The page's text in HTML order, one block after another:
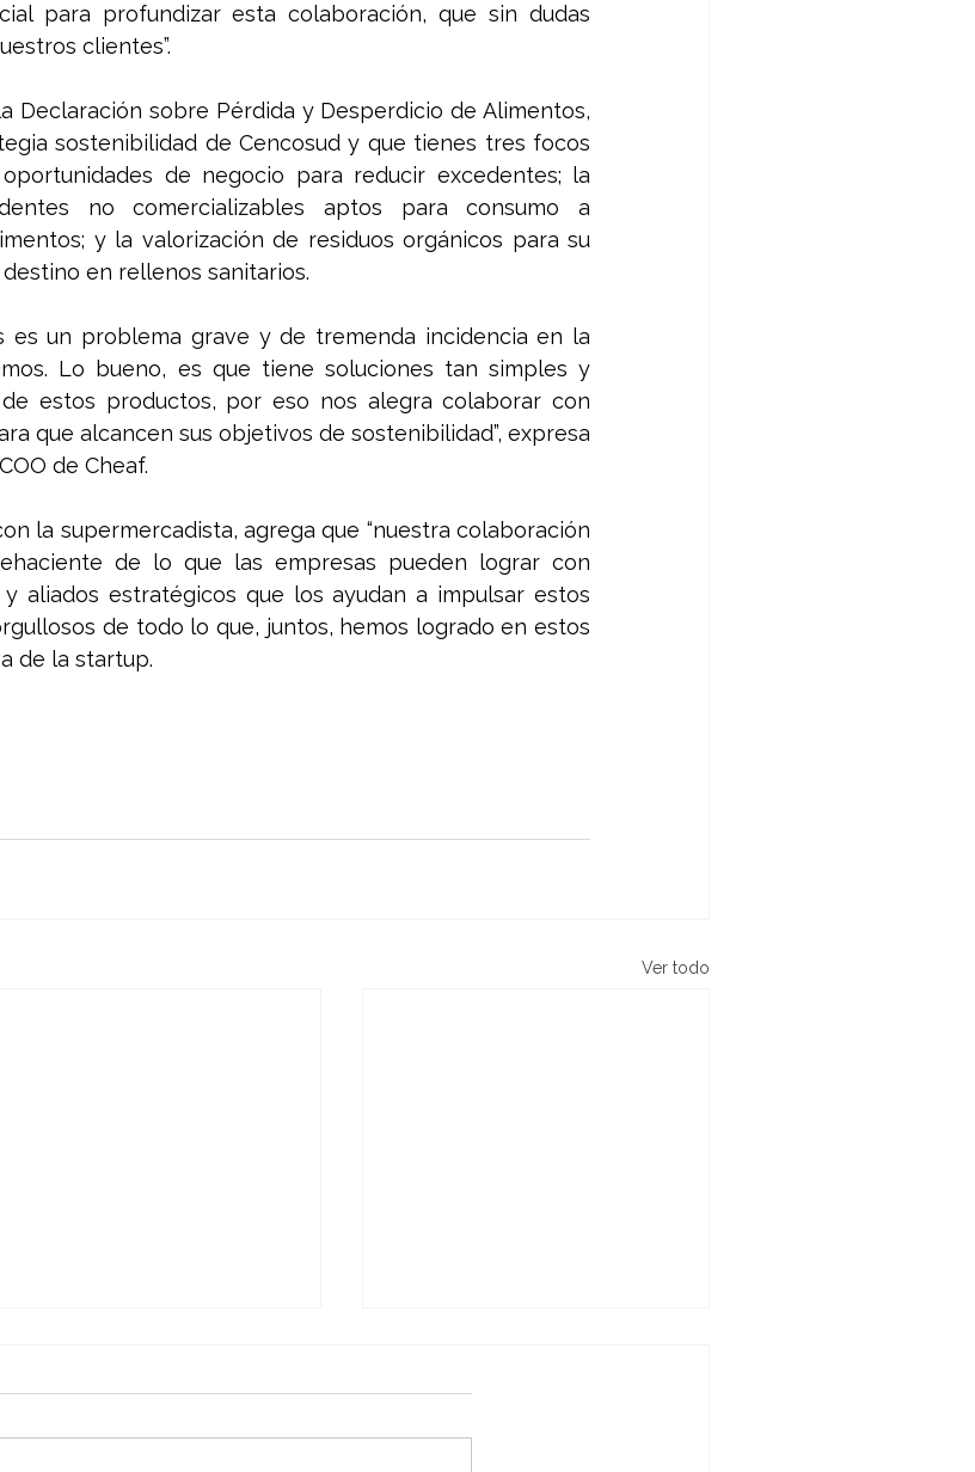
para profundizar esta colaboración, que sin dudas
clientes”.
Declaración sobre Pérdida y Desperdicio de Alimentos,
sostenibilidad de Cencosud y que tienes tres focos
de negocio para reducir excedentes; la
no comercializables aptos para consumo a
y la valorización de residuos orgánicos para su
en rellenos sanitarios.
es un problema grave y de tremenda incidencia en la
Lo bueno, es que tiene soluciones tan simples y
estos productos, por eso nos alegra colaborar con
que alcancen sus objetivos de sostenibilidad”, expresa
de Cheaf.
la supermercadista, agrega que “nuestra colaboración
de lo que las empresas pueden lograr con
aliados estratégicos que los ayudan a impulsar estos
de todo lo que, juntos, hemos logrado en estos
de la startup.
Ver todo